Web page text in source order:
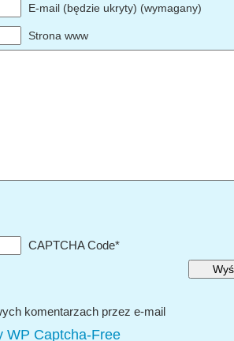
E-mail (będzie ukryty) (wymagany)
Strona www
CAPTCHA Code*
komentarzach przez e-mail
WP Captcha-Free